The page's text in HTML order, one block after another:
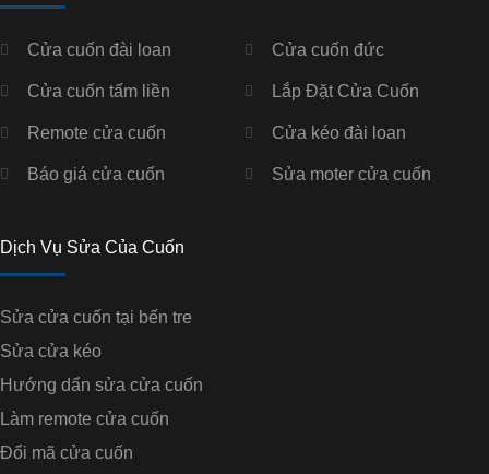
Cửa cuốn đài loan Cửa cuốn đức
Cửa cuốn tấm liền Lắp Đặt Cửa Cuốn
Remote cửa cuốn Cửa kéo đài loan
Báo giá cửa cuốn Sửa moter cửa cuốn
Dịch Vụ Sửa Của Cuốn
Sửa cửa cuốn tại bến tre
Sửa cửa kéo
Hướng dẩn sửa cửa cuốn
Làm remote cửa cuốn
Đổi mã cửa cuốn